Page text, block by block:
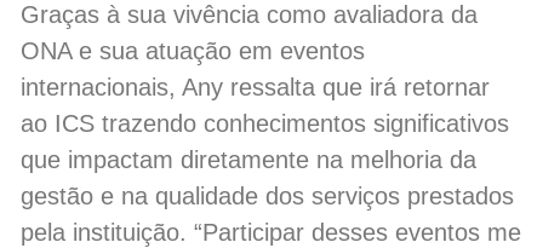
Graças à sua vivência como avaliadora da
ONA e sua atuação em eventos
internacionais, Any ressalta que irá retornar
ao ICS trazendo conhecimentos significativos
que impactam diretamente na melhoria da
gestão e na qualidade dos serviços prestados
pela instituição. “Participar desses eventos me